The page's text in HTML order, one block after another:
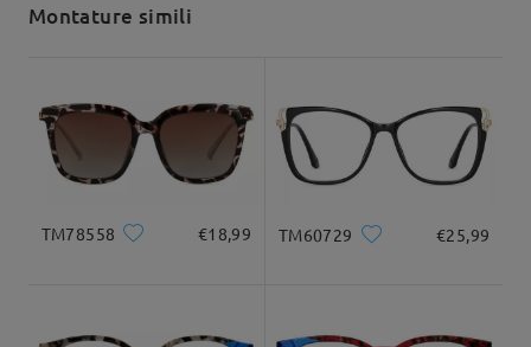
Quadrato e rotondo 20cm/7.8pollici 22cm/8.6pollici
Consegnato
Montature simili
TM78558 €18,99 TM60729 €25,99